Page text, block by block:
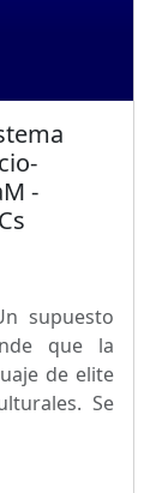
-
supuesto
que la
de elite
Se